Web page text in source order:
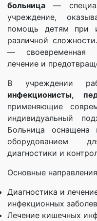
больница —
учреждение,
помощь детям при
различной
— своевременная
лечение и
В учреждении
инфекционисты,
применяющие
индивидуальный
Больница оснащена
оборудованием
диагностики и
Основные
Диагностика и
инфекционных
Лечение кишечных